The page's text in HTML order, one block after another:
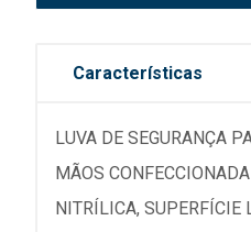
Características
LUVA DE SEGURANÇA
MÃOS
NITRÍLICA, SUPERFÍCIE